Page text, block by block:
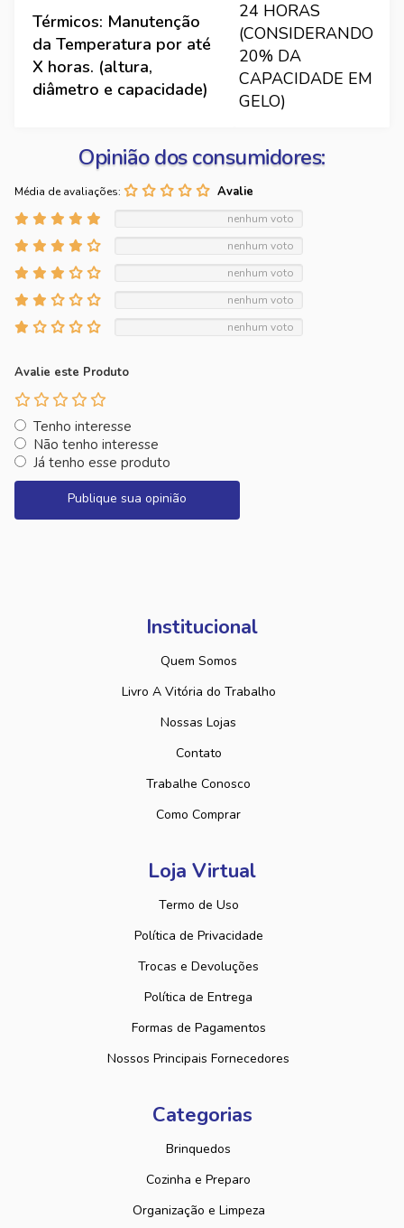
Térmicos: Manutenção
da Temperatura por até
X horas. (altura,
diâmetro e capacidade)
24 HORAS
(CONSIDERANDO
20% DA
CAPACIDADE EM
GELO)
Opinião dos consumidores:
Média de avaliações:
nenhum voto
nenhum voto
nenhum voto
nenhum voto
nenhum voto
Avalie este Produto
Tenho interesse
Não tenho interesse
Já tenho esse produto
Publique sua opinião
Institucional
Quem Somos
Livro A Vitória do Trabalho
Nossas Lojas
Contato
Trabalhe Conosco
Como Comprar
Loja Virtual
Termo de Uso
Política de Privacidade
Trocas e Devoluções
Política de Entrega
Formas de Pagamentos
Nossos Principais Fornecedores
Categorias
Brinquedos
Cozinha e Preparo
Organização e Limpeza